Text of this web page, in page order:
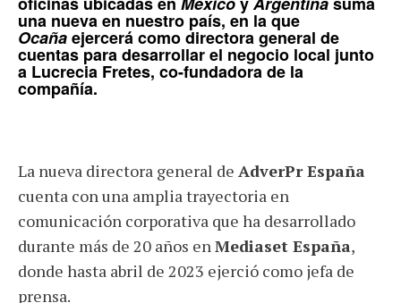
una nueva en nuestro país, en la que
Ocañaejercerá como directora general de
cuentas para desarrollar el negocio local junto
a Lucrecia Fretes, co-fundadora de la
compañía.
La nueva directora general de AdverPr España
cuenta con una amplia trayectoria en
comunicación corporativa que ha desarrollado
durante más de 20 años enMediaset España,
donde hasta abril de 2023 ejerció como jefa de
prensa.